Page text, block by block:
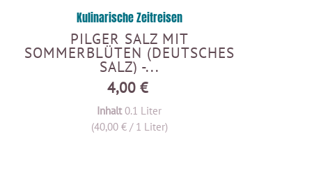
Kulinarische Zeitreisen
PILGER SALZ MIT
SOMMERBLÜTEN (DEUTSCHES
SALZ) -...
4,00 €
Inhalt0.1 Liter
(40,00 € / 1 Liter)